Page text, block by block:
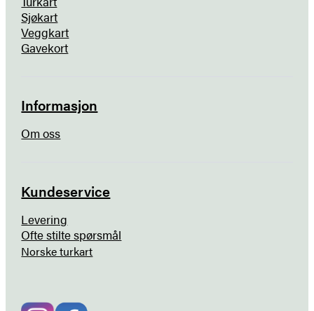
Sjøkart
Veggkart
Gavekort
Informasjon
Om oss
Kundeservice
Levering
Ofte stilte spørsmål
Norske turkart